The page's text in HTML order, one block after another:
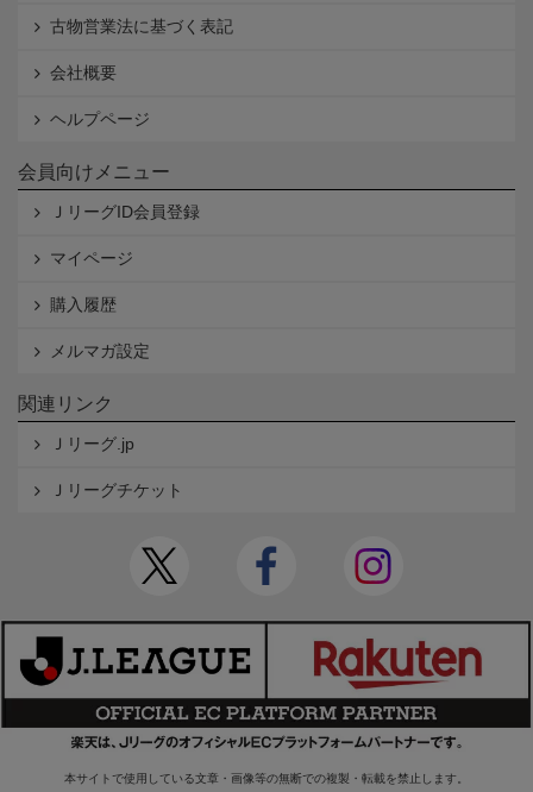
古物営業法に基づく表記
会社概要
ヘルプページ
会員向けメニュー
ＪリーグID会員登録
マイページ
購入履歴
メルマガ設定
関連リンク
Ｊリーグ.jp
Ｊリーグチケット
本サイトで使用している文章・画像等の無断での複製・転載を禁止します。